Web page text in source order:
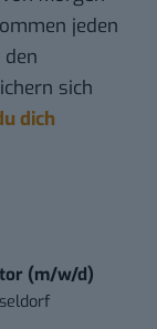
jeden
den
sich
dich
(m/w/d)